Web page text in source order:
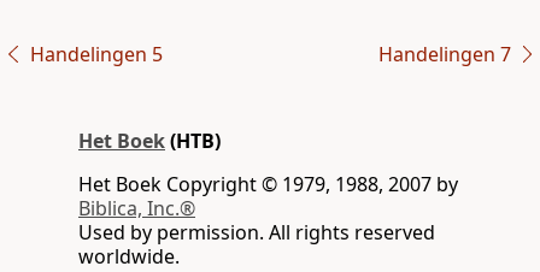
Handelingen 5 Handelingen 7
Het Boek(HTB)
Het Boek Copyright © 1979, 1988, 2007 by
Biblica, Inc.®
Used by permission. All rights reserved
worldwide.